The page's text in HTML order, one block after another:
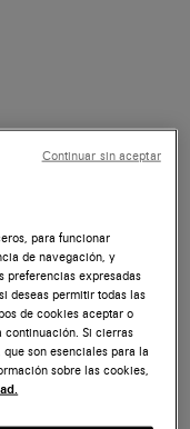
para funcionar
de navegación, y
preferencias expresadas
deseas permitir todas las
de cookies aceptar o
continuación. Si cierras
son esenciales para la
sobre las cookies,
Continuar sin aceptar